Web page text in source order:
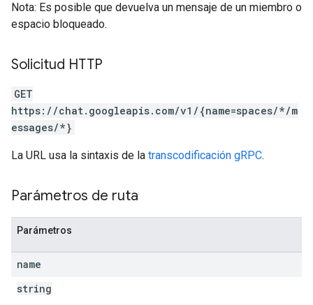
Nota: Es posible que devuelva un mensaje de un miembro o
espacio bloqueado.
Solicitud HTTP
GET
https://chat.googleapis.com/v1/{name=spaces/*/m
essages/*}
La URL usa la sintaxis de la transcodificación gRPC.
Parámetros de ruta
Parámetros
name
string